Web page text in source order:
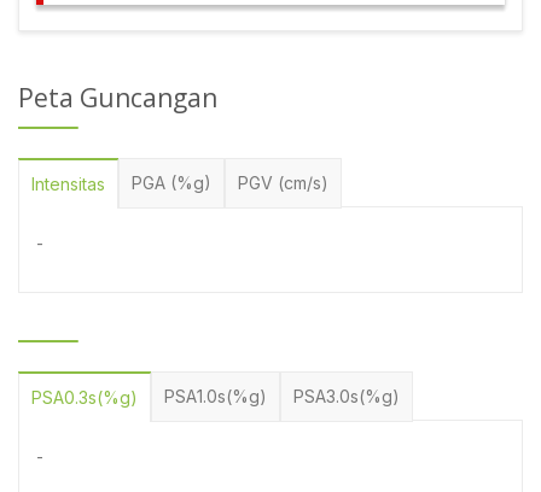
Peta Guncangan
Intensitas PGA (%g) PGV (cm/s)
-
PSA0.3s(%g) PSA1.0s(%g) PSA3.0s(%g)
-